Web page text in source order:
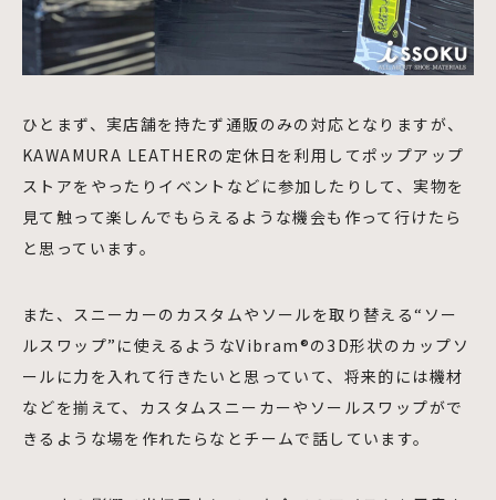
ひとまず、実店舗を持たず通販のみの対応となりますが、
KAWAMURA LEATHERの定休日を利用してポップアップ
ストアをやったりイベントなどに参加したりして、実物を
見て触って楽しんでもらえるような機会も作って行けたら
と思っています。
また、スニーカーのカスタムやソールを取り替える“ソー
ルスワップ”に使えるようなVibram®︎の3D形状のカップソ
ールに力を入れて行きたいと思っていて、将来的には機材
などを揃えて、カスタムスニーカーやソールスワップがで
きるような場を作れたらなとチームで話しています。